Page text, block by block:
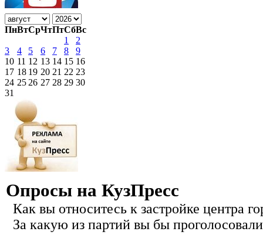
ПнВтСрЧтПтСбВс
1
2
3
4 5 6 7 8
9
10 11 12 13 14 15 16
17 18 19 20 21 22 23
24 25 26 27 28 29 30
31
Опросы на КузПресс
Как вы относитесь к застройке центра
За какую из партий вы бы